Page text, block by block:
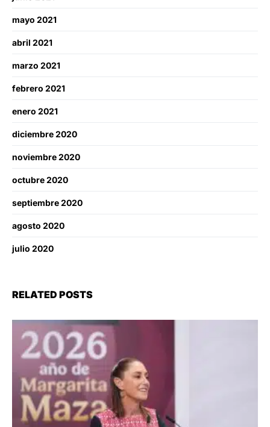
mayo 2021
abril 2021
marzo 2021
febrero 2021
enero 2021
diciembre 2020
noviembre 2020
octubre 2020
septiembre 2020
agosto 2020
julio 2020
RELATED POSTS